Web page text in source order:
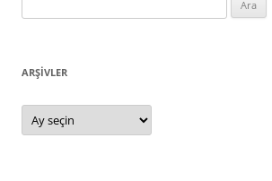
ARŞIVLER
Arşivler